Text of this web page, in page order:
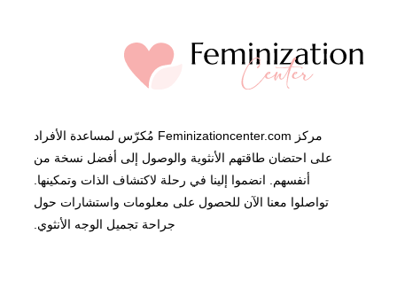
مركز Feminizationcenter.com مُكرّس لمساعدة الأفراد
على احتضان طاقتهم الأنثوية والوصول إلى أفضل نسخة من
أنفسهم. انضموا إلينا في رحلة لاكتشاف الذات وتمكينها.
تواصلوا معنا الآن للحصول على معلومات واستشارات حول
جراحة تجميل الوجه الأنثوي.